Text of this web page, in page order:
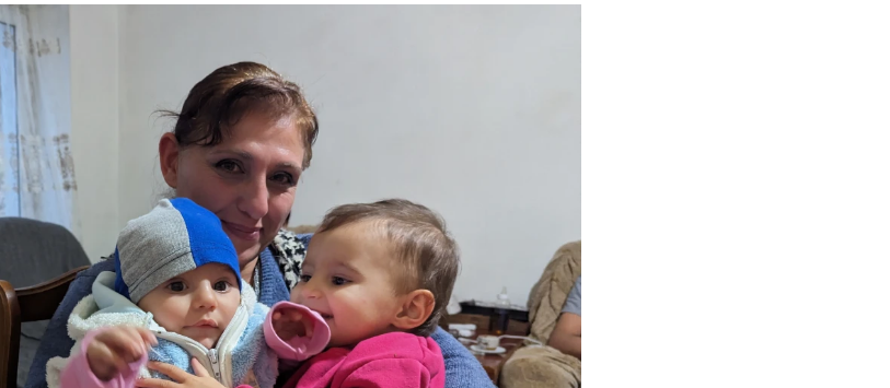
դժվարությունները նրա հոգսն էլ ավելի մեծացրին։